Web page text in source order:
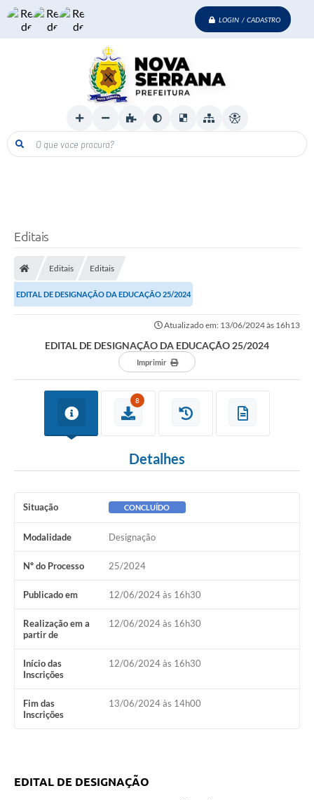
LOGIN / CADASTRO
O que voce procura?
Editais
Editais Editais
EDITAL DE DESIGNAÇÃO DA EDUCAÇÃO 25/2024
Atualizado em: 13/06/2024 às 16h13
EDITAL DE DESIGNAÇÃO DA EDUCAÇÃO 25/2024
Imprimir
8
Detalhes
Situação CONCLUÍDO
Modalidade Designação
Nº do Processo 25/2024
Publicado em 12/06/2024 às 16h30
Realização em a
partir de
12/06/2024 às 16h30
Início das
Inscrições
12/06/2024 às 16h30
Fim das
Inscrições
13/06/2024 às 14h00
EDITAL DE DESIGNAÇÃO